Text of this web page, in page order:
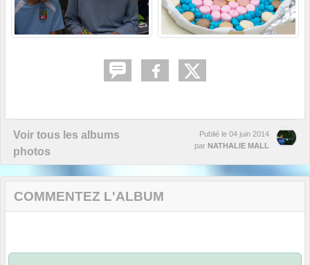
Voir tous les albums
photos
Publié le 04 juin 2014
par NATHALIE MALL
COMMENTEZ L'ALBUM